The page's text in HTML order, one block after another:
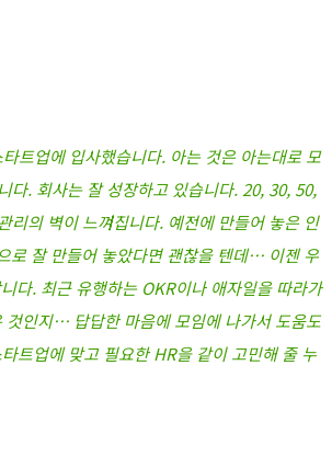
트업에 입사했습니다. 아는 것은 아는대로 모
다. 회사는 잘 성장하고 있습니다. 20, 30, 50,
의 벽이 느껴집니다. 예전에 만들어 놓은 인
로 잘 만들어 놓았다면 괜찮을 텐데… 이젠 우
다. 최근 유행하는 OKR이나 애자일을 따라가
것인지… 답답한 마음에 모임에 나가서 도움도
트업에 맞고 필요한 HR을 같이 고민해 줄 누